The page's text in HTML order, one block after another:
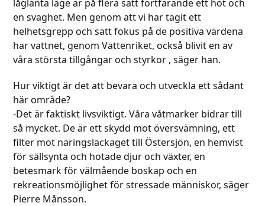
låglänta läge är på flera sätt fortfarande ett hot och
en svaghet. Men genom att vi har tagit ett
helhetsgrepp och satt fokus på de positiva värdena
har vattnet, genom Vattenriket, också blivit en av
våra största tillgångar och styrkor , säger han.
Hur viktigt är det att bevara och utveckla ett sådant
här område?
-Det är faktiskt livsviktigt. Våra våtmarker bidrar till
så mycket. De är ett skydd mot översvämning, ett
filter mot näringsläckaget till Östersjön, en hemvist
för sällsynta och hotade djur och växter, en
betesmark för välmående boskap och en
rekreationsmöjlighet för stressade människor, säger
Pierre Månsson.